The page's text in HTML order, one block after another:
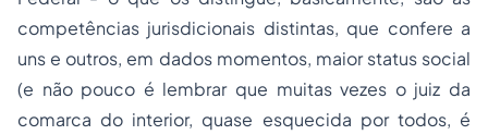
competências jurisdicionais distintas, que confere a
uns e outros, em dados momentos, maior status social
(e não pouco é lembrar que muitas vezes o juiz da
comarca do interior, quase esquecida por todos, é